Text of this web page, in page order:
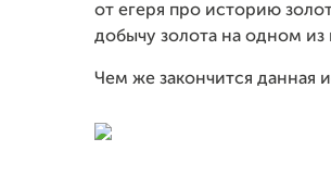
от егеря про историю
добычу золота на одном из
Чем же закончится данная